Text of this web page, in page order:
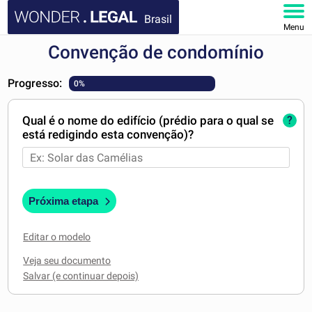
Brasil
Menu
DOCUMENTOS
FAQ
MINHA CONTA
Convenção de condomínio
Progresso: 0%
Qual é o nome do edifício (prédio para o qual se
está redigindo esta convenção)?
?
Próxima etapa
Editar o modelo
Veja seu documento